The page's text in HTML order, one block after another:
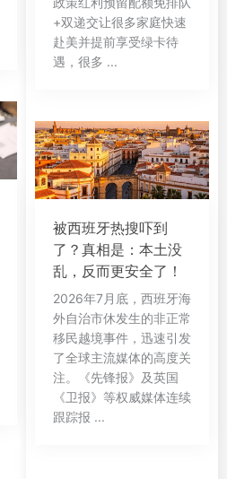
+双递交让很多家庭快速
赴美并提前享受绿卡待
遇，很多 ...
被西班牙热搜吓到
了？真相是：本土没
乱，反而更安全了！
2026年7月底，西班牙海
外自治市休发生的非正常
移民越境事件，迅速引发
了全球主流媒体的高度关
注。《先锋报》及英国
《卫报》等权威媒体连续
跟踪报 ...